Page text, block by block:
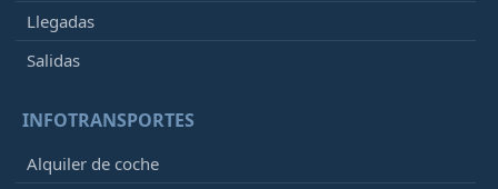
Llegadas
Salidas
INFOTRANSPORTES
Alquiler de coche